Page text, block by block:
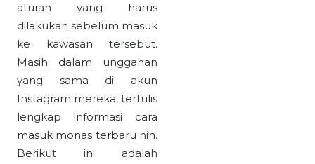
aturan yang harus
dilakukan sebelum masuk
ke kawasan tersebut.
Masih dalam unggahan
yang sama di akun
Instagram mereka, tertulis
lengkap informasi cara
masuk monas terbaru nih.
Berikut ini adalah